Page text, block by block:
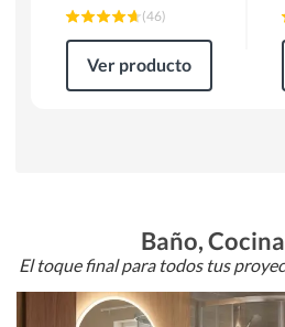
(46)
Ver producto
Baño,
El toque final para todos tus